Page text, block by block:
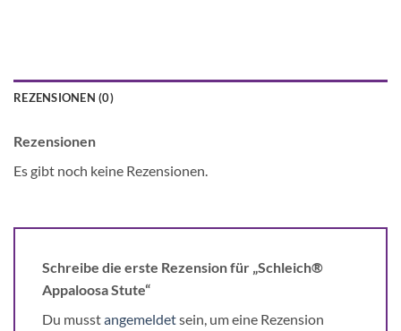
REZENSIONEN (0)
Rezensionen
Es gibt noch keine Rezensionen.
Schreibe die erste Rezension für „Schleich®
Appaloosa Stute“
Du musstangemeldetsein, um eine Rezension